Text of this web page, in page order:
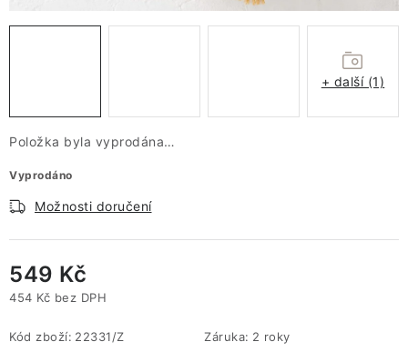
Položka byla vyprodána…
Vyprodáno
Možnosti doručení
549 Kč
454 Kč bez DPH
Kód zboží: 22331/Z Záruka: 2 roky
+ další (1)